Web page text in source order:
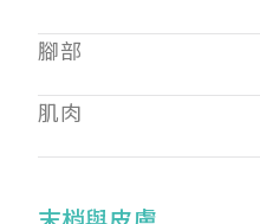
腳部
肌肉
【會費】
入會費新臺幣1200元，
費1200元，於每年度繳納
入會費新臺幣3000元，